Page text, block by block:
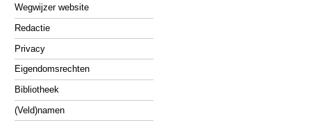
Wegwijzer website
Redactie
Privacy
Eigendomsrechten
Bibliotheek
(Veld)namen